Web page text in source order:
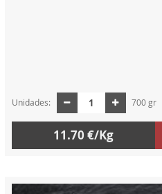
Unidades: 700 gr
11.70 €/Kg